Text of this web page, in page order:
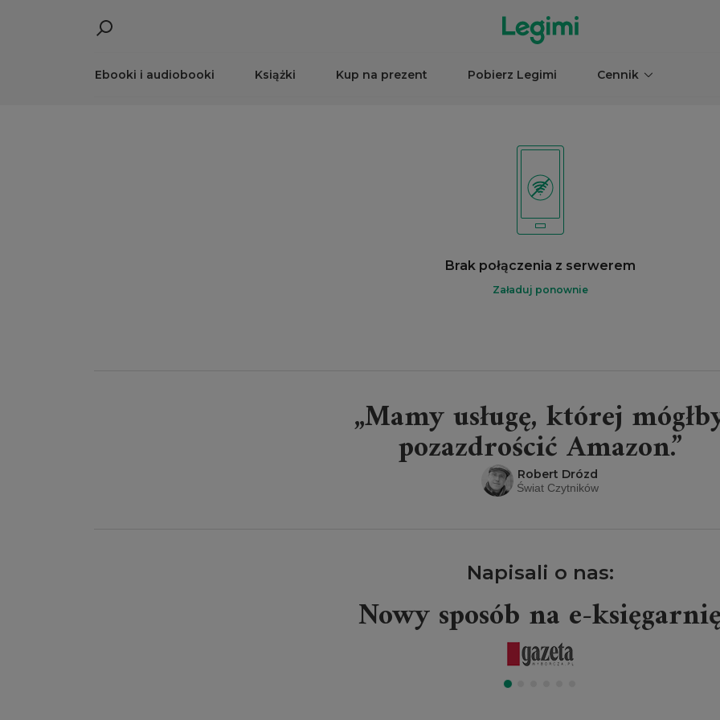
Ebooki i audiobooki Książki Kup na prezent Pobierz Legimi Cennik
Brak połączenia z serwerem
Załaduj ponownie
„Mamy usługę, której
pozazdrościć Amazon.”
Robert Drózd
Świat Czytników
Napisali o nas:
Nowy sposób na e-